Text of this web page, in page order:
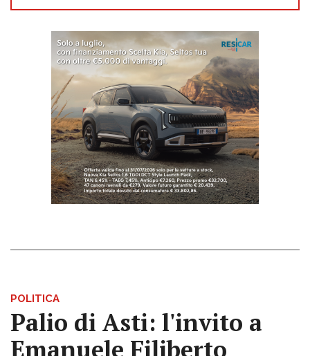
POLITICA
Palio di Asti: l'invito a
Emanuele Filiberto